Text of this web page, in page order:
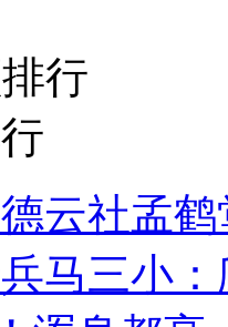
行
德云社孟
马三小